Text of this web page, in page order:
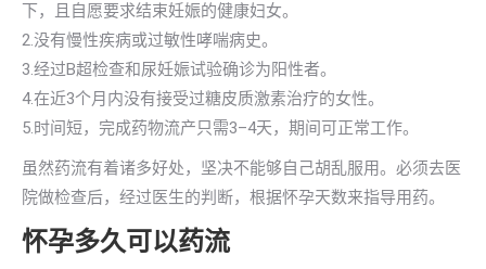
下，且自愿要求结束妊娠的健康妇女。
2.没有慢性疾病或过敏性哮喘病史。
3.经过B超检查和尿妊娠试验确诊为阳性者。
4.在近3个月内没有接受过糖皮质激素治疗的女性。
5.时间短，完成药物流产只需3–4天，期间可正常工作。
虽然药流有着诸多好处，坚决不能够自己胡乱服用。必须去医
院做检查后，经过医生的判断，根据怀孕天数来指导用药。
怀孕多久可以药流